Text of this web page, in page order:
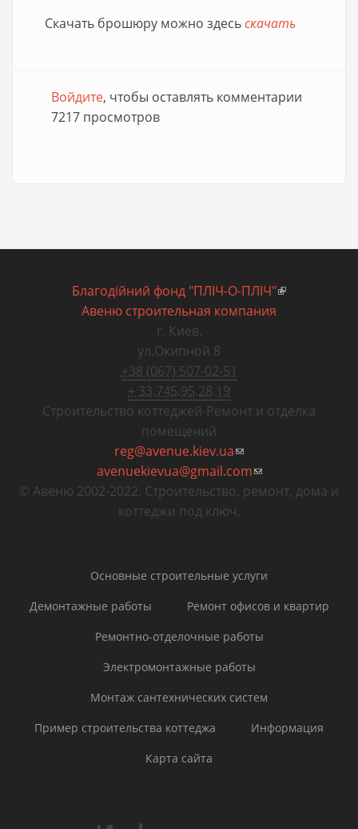
Скачать брошюру можно здесьскачать
Войдите, чтобы оставлять комментарии
7217 просмотров
Благодiйний фонд "ПЛIЧ-О-ПЛIЧ"
Авеню строительная компания
г. Киев,
ул.Окипной 8
+38 (067) 507-02-51
+ 33.745.95.28.19
Строительство коттеджей-Ремонт и отделка
помещений
reg@avenue.kiev.ua
отправки email)
avenuekievua@gmail.com
отправки email)
© Авеню 2002-2022. Строительство, ремонт, дома и
коттеджи под ключ.
Основные строительные услуги
Демонтажные работы
Ремонт офисов и квартир
Ремонтно-отделочные работы
Электромонтажные работы
Монтаж сантехнических систем
Пример строительства коттеджа
Информация
Карта сайта